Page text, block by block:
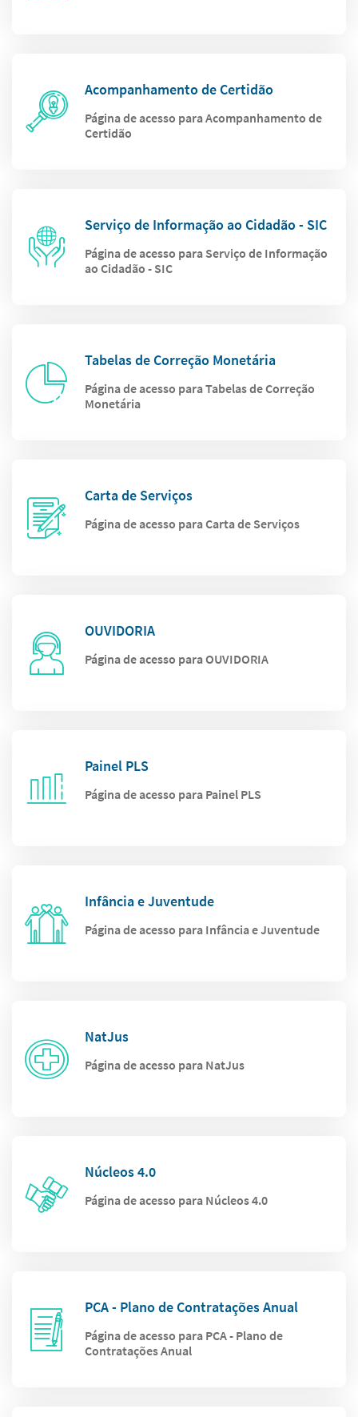
Acompanhamento de Certidão
Página de acesso para Acompanhamento de
Certidão
Serviço de Informação ao Cidadão - SIC
Página de acesso para Serviço de Informação
ao Cidadão - SIC
Tabelas de Correção Monetária
Página de acesso para Tabelas de Correção
Monetária
Carta de Serviços
Página de acesso para Carta de Serviços
OUVIDORIA
Página de acesso para OUVIDORIA
Painel PLS
Página de acesso para Painel PLS
Infância e Juventude
Página de acesso para Infância e Juventude
NatJus
Página de acesso para NatJus
Núcleos 4.0
Página de acesso para Núcleos 4.0
PCA - Plano de Contratações Anual
Página de acesso para PCA - Plano de
Contratações Anual